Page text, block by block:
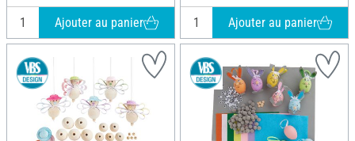
Ajouter au panier Ajouter au panier